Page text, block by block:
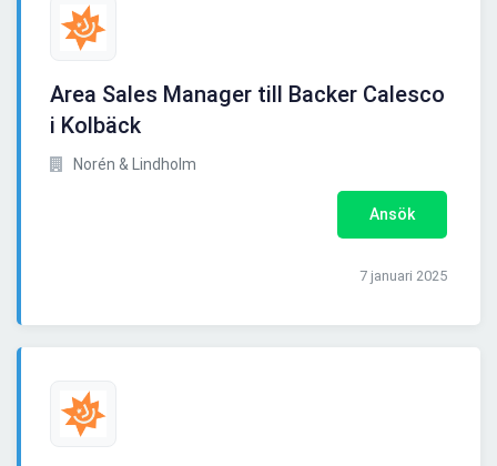
Area Sales Manager till Backer Calesco
i Kolbäck
Norén & Lindholm
Ansök
7 januari 2025